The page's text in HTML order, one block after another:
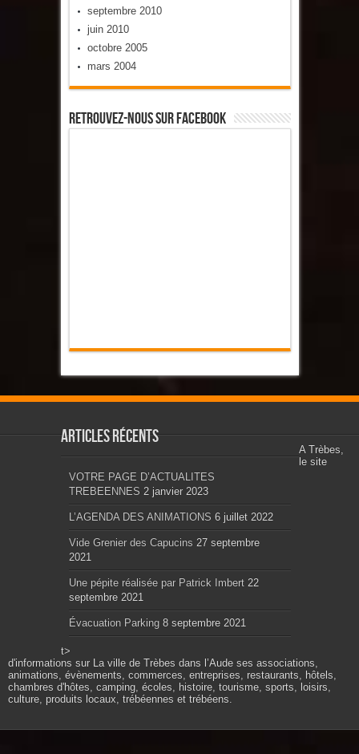
septembre 2010
juin 2010
octobre 2005
mars 2004
Retrouvez-Nous Sur Facebook
Articles récents
VOTRE PAGE D’ACTUALITES
TREBEENNES 2 janvier 2023
L’AGENDA DES ANIMATIONS 6 juillet 2022
Vide Grenier des Capucins 27 septembre
2021
Une pépite réalisée par Patrick Imbert 22
septembre 2021
Évacuation Parking 8 septembre 2021
t>
A Trèbes,
le site
d'informations sur La ville de Trèbes dans l’Aude ses associations,
animations, évènements, commerces, entreprises, restaurants, hôtels,
chambres d'hôtes, camping, écoles, histoire, tourisme, sports, loisirs,
culture, produits locaux, trébéennes et trébéens.